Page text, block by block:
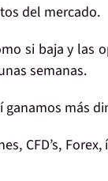
del mercado.
si baja y las
semanas.
ganamos más
CFD’s,